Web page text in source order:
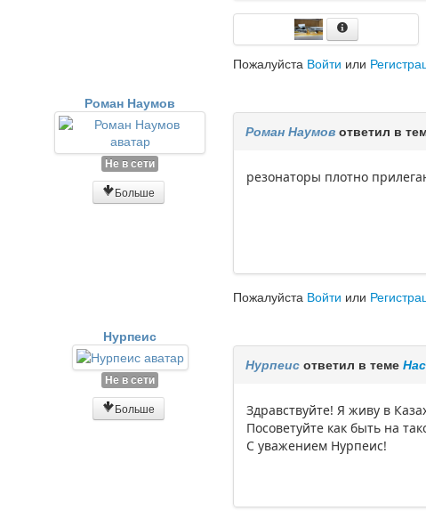
Пожалуйста Войти или
Роман Наумов
Не в сети
Больше
Роман Наумов ответил в
резонаторы плотно
Пожалуйста Войти или
Нурпеис
Не в сети
Больше
Нурпеис ответил в теме
Здравствуйте! Я живу в
Посоветуйте как быть на
С уважением Нурпеис!